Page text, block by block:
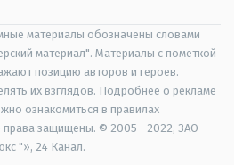
материалы обозначены словами
материал". Материалы с пометкой
позицию авторов и героев.
их взглядов. Подробнее о рекламе
ознакомиться в правилах
права защищены. © 2005—2022, ЗАО
"», 24 Канал.